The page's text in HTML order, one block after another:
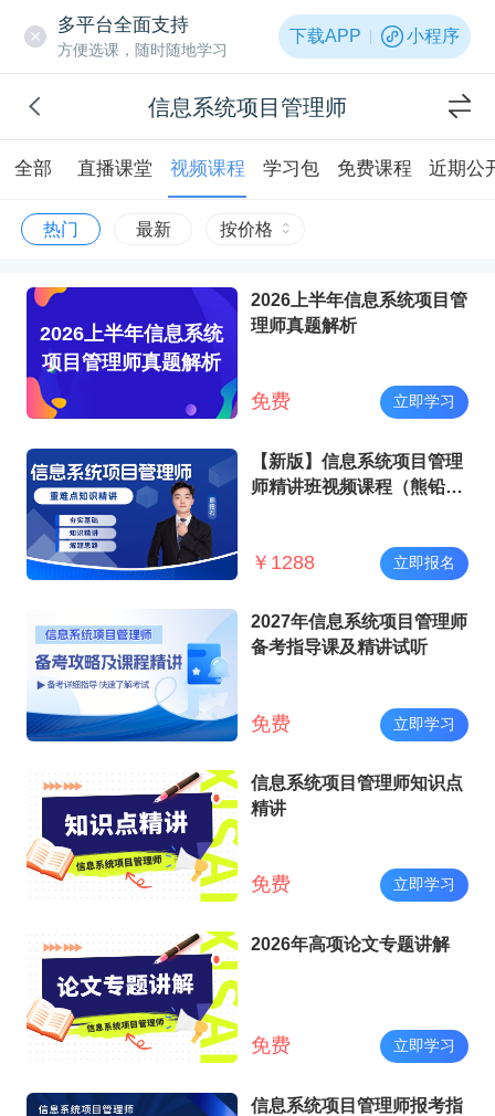
多平台全面支持
方便选课，随时随地学习
下载APP 小程序
信息系统项目管理师
全部 直播课堂 视频课程 学习包 免费课程 近期公
热门 最新 按价格
2026上半年信息系统
项目管理师真题解析
2026上半年信息系统项目管
理师真题解析
免费 立即学习
【新版】信息系统项目管理
师精讲班视频课程（熊铅石
￥ 1288 立即报名
2027年信息系统项目管理师
备考指导课及精讲试听
免费 立即学习
信息系统项目管理师知识点
精讲
免费 立即学习
2026年高项论文专题讲解
免费 立即学习
信息系统项目管理师报考指